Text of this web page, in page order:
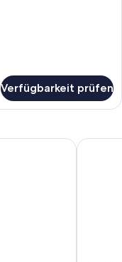
Verfügbarkeit prüfen